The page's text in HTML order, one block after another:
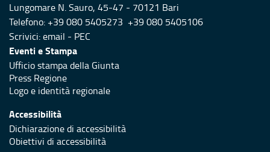
Lungomare N. Sauro, 45-47 - 70121 Bari
Telefono: +39 080 5405273 +39 080 5405106
Scrivici:email - PEC
Eventi e Stampa
Ufficio stampa della Giunta
Press Regione
Logo e identità regionale
Accessibilità
Dichiarazione di accessibilità
Obiettivi di accessibilità